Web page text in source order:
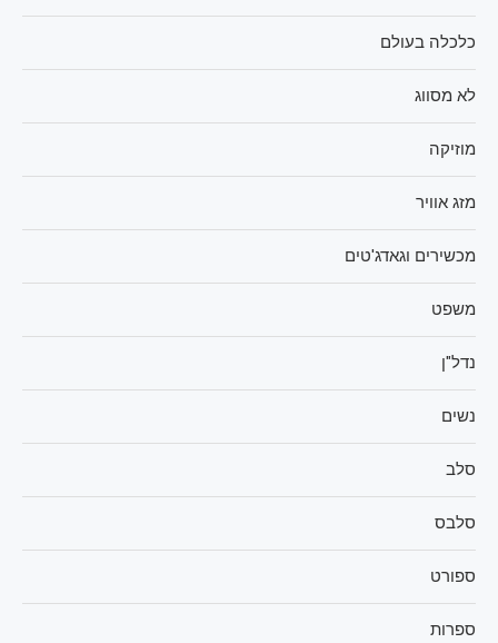
כלכלה בעולם
לא מסווג
מוזיקה
מזג אוויר
מכשירים וגאדג'טים
משפט
נדל"ן
נשים
סלב
סלבס
ספורט
ספרות